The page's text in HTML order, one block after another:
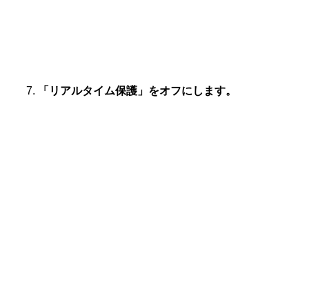
「リアルタイム保護」をオフにします。